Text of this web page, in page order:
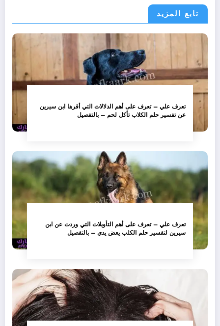
تابع المزيد
تعرف علي – تعرف على أهم الدلالات التي أقرها ابن سيرين
عن تفسير حلم الكلاب تأكل لحم – بالتفصيل
تعرف علي – تعرف على أهم التأويلات التي وردت عن ابن
سيرين لتفسير حلم الكلب يعض يدي – بالتفصيل